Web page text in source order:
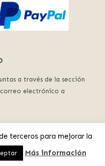
a través de la sección
electrónico a
. Política de Privacidad
terceros para mejorar la
Más información